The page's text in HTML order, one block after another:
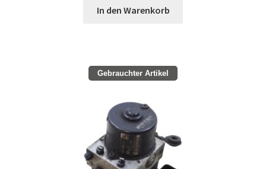
In den Warenkorb
Gebrauchter Artikel